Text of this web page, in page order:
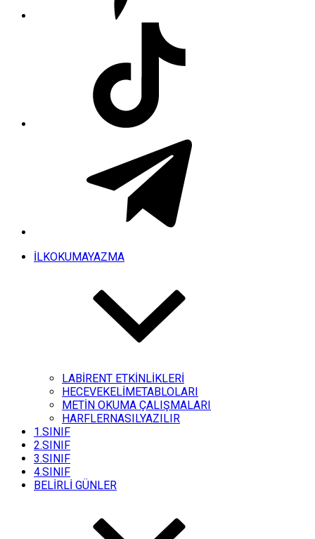
İLKOKUMAYAZMA
LABİRENT ETKİNLİKLERİ
HECEVEKELİMETABLOLARI
METİN OKUMA ÇALIŞMALARI
HARFLERNASILYAZILIR
1.SINIF
2.SINIF
3.SINIF
4.SINIF
BELİRLİ GÜNLER